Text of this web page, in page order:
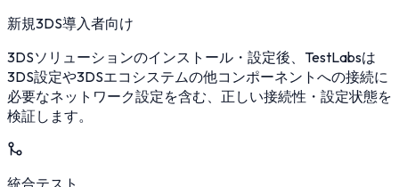
新規3DS導入者向け
3DSソリューションのインストール・設定後、TestLabsは
3DS設定や3DSエコシステムの他コンポーネントへの接続に
必要なネットワーク設定を含む、正しい接続性・設定状態を
検証します。